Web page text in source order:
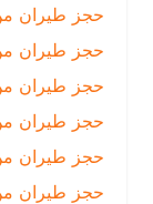
حجز طيران من
حجز طيران من
حجز طيران من
حجز طيران من
حجز طيران من
حجز طيران من